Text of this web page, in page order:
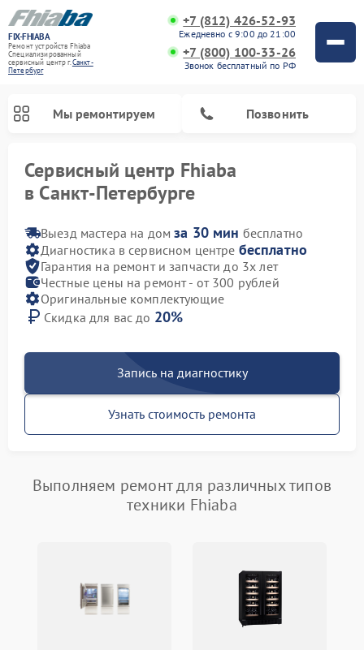
FIX-FHIABA
Ремонт устройств Fhiaba
Специализированный
cервисный центр г.Санкт-
Петербург
+7 (812) 426-52-93
Ежедневно с 9:00 до 21:00
+7 (800) 100-33-26
Звонок бесплатный по РФ
Мы ремонтируем Позвонить
Сервисный центр Fhiaba
в Санкт-Петербурге
Выезд мастера на домза 30 мин бесплатно
Диагностика в сервисном центре бесплатно
Гарантия на ремонт и запчасти до 3х лет
Честные цены на ремонт - от 300 рублей
Оригинальные комплектующие
Скидка для вас до 20%
Запись на диагностику
Узнать стоимость ремонта
Выполняем ремонт для различных типов
техники Fhiaba